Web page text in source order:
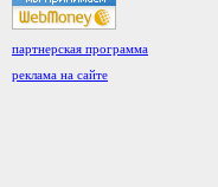
партнерская программа
реклама на сайте